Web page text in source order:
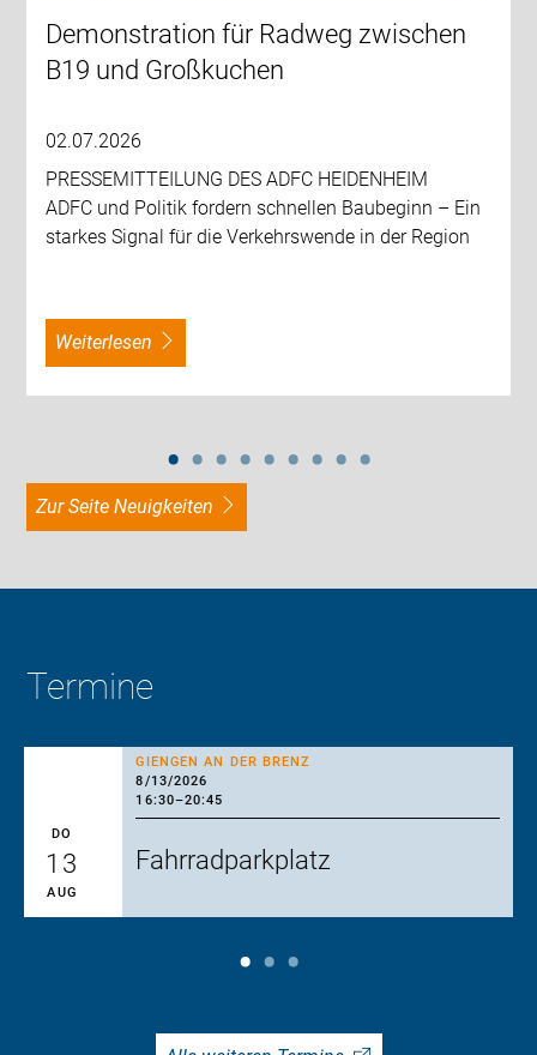
Demonstration für Radweg zwischen
B19 und Großkuchen
02.07.2026
PRESSEMITTEILUNG DES ADFC HEIDENHEIM
ADFC und Politik fordern schnellen Baubeginn – Ein
starkes Signal für die Verkehrswende in der Region
weiterlesen
zur Seite Neuigkeiten
Termine
GIENGEN AN DER BRENZ
8/13/2026
16:30–20:45
DO
13
AUG
Fahrradparkplatz